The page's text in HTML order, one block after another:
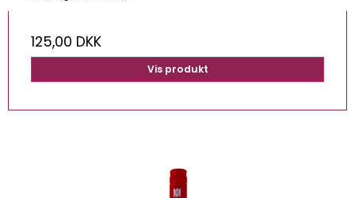
125,00 DKK
Vis produkt